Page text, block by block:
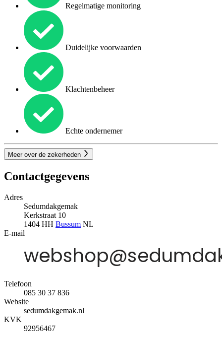
Regelmatige monitoring
Duidelijke voorwaarden
Klachtenbeheer
Echte ondernemer
Meer over de zekerheden
Contactgegevens
Adres
Sedumdakgemak
Kerkstraat 10
1404 HH Bussum NL
E-mail
Telefoon
085 30 37 836
Website
sedumdakgemak.nl
KVK
92956467